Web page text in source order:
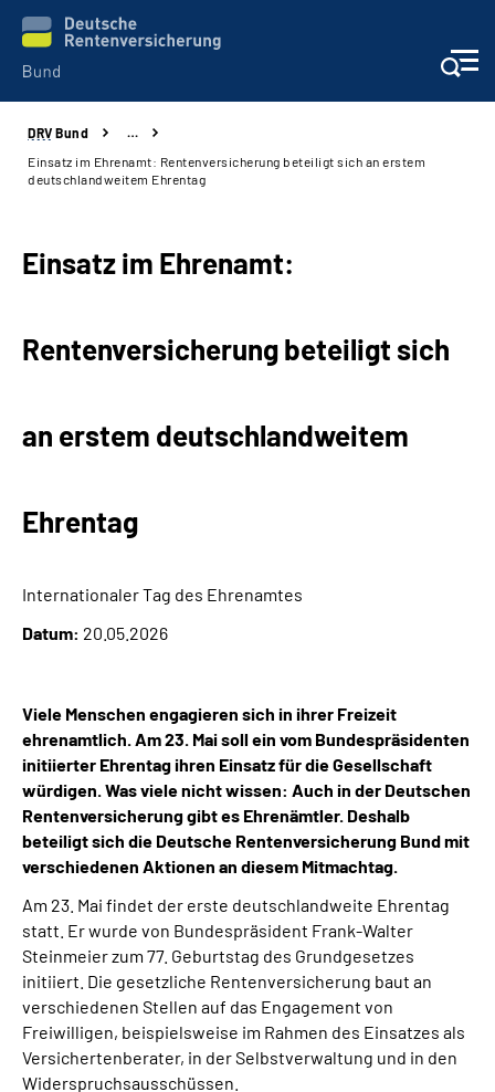
Beratung & Kontakt
Presse
Online-Services
Inhalte in Gebärdensprache (DGS)
Suche
Mein Kundenportal
DRV Bund
…
Einsatz im Ehrenamt: Rentenversicherung beteiligt sich an erstem
deutschlandweitem Ehrentag
Einsatz im Ehrenamt:
Rentenversicherung beteiligt sich
an erstem deutschlandweitem
Ehrentag
Internationaler Tag des Ehrenamtes
Datum: 20.05.2026
Viele Menschen engagieren sich in ihrer Freizeit
ehrenamtlich. Am 23. Mai soll ein vom Bundespräsidenten
initiierter Ehrentag ihren Einsatz für die Gesellschaft
würdigen. Was viele nicht wissen: Auch in der Deutschen
Rentenversicherung gibt es Ehrenämtler. Deshalb
beteiligt sich die Deutsche Rentenversicherung Bund mit
verschiedenen Aktionen an diesem Mitmachtag.
Am 23. Mai findet der erste deutschlandweite Ehrentag
statt. Er wurde von Bundespräsident Frank-Walter
Steinmeier zum 77. Geburtstag des Grundgesetzes
initiiert. Die gesetzliche Rentenversicherung baut an
verschiedenen Stellen auf das Engagement von
Freiwilligen, beispielsweise im Rahmen des Einsatzes als
Versichertenberater, in der Selbstverwaltung und in den
Widerspruchsausschüssen.